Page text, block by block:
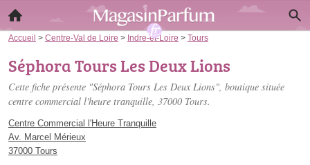
Accueil > Centre-Val de Loire > Indre-et-Loire > Tours
Séphora Tours Les Deux Lions
Cette fiche présente "Séphora Tours Les Deux Lions", boutique située
centre commercial l'heure tranquille, 37000 Tours.
Centre Commercial l'Heure Tranquille
Av. Marcel Mérieux
37000 Tours